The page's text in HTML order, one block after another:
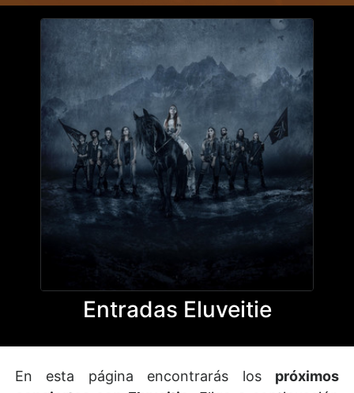
Entradas Eluveitie
En esta página encontrarás los próximos